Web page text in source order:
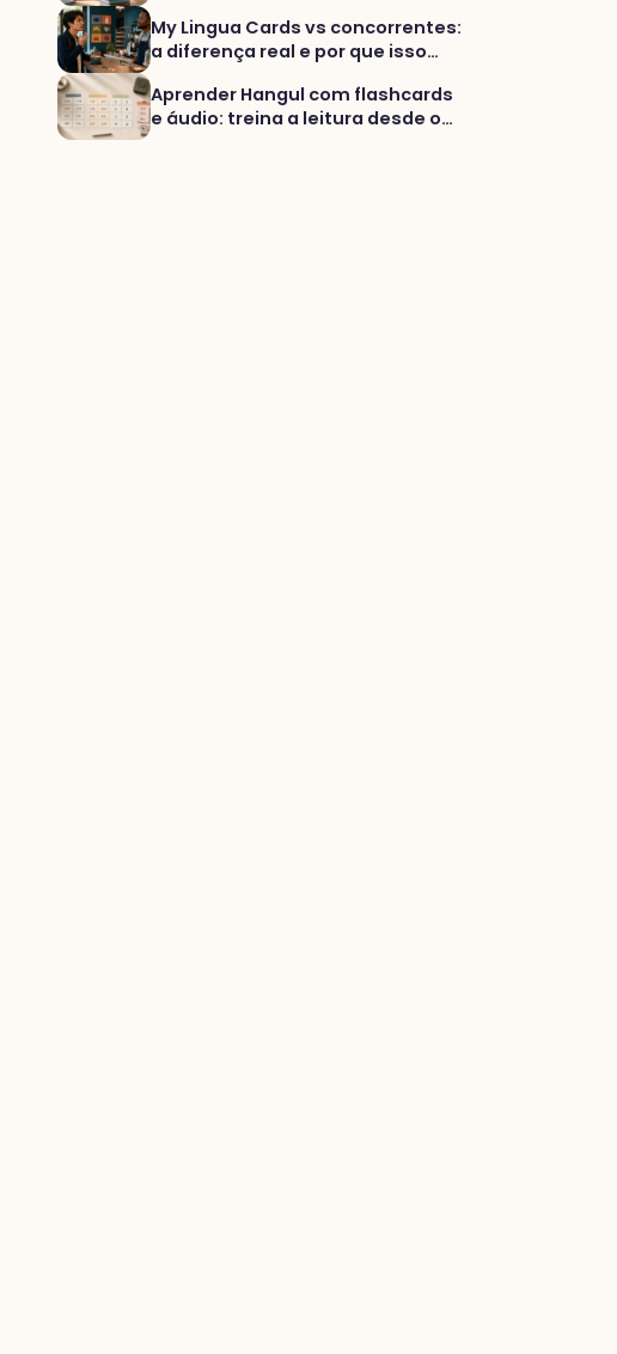
você a realmente usar palavras
My Lingua Cards vs concorrentes:
a diferença real e por que isso
Aprender Hangul com flashcards
e áudio: treina a leitura desde o